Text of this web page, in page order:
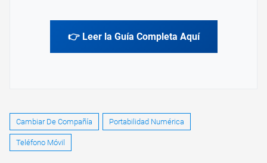
👉 Leer la Guía Completa Aquí
Cambiar De Compañía Portabilidad Numérica
Teléfono Móvil